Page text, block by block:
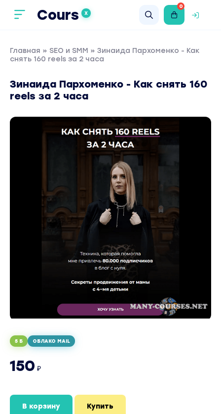
Cours X
0
Главная » SEO и SMM » Зинаида Пархоменко - Как
снять 160 reels за 2 часа
Зинаида Пархоменко - Как снять 160
reels за 2 часа
5 Б ОБЛАКО MAIL
150 ₽
В корзину Купить